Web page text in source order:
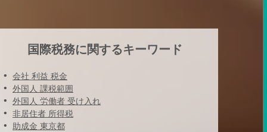
国際税務に関するキーワード
会社 利益 税金
外国人 課税範囲
外国人 労働者 受け入れ
非居住者 所得税
助成金 東京都